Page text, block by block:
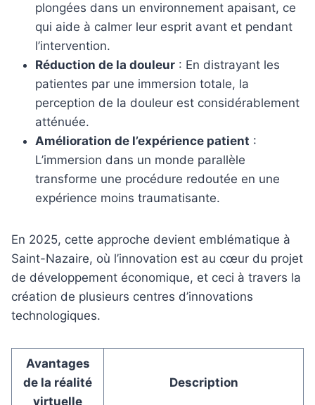
plongées dans un environnement apaisant, ce
qui aide à calmer leur esprit avant et pendant
l’intervention.
Réduction de la douleur : En distrayant les
patientes par une immersion totale, la
perception de la douleur est considérablement
atténuée.
Amélioration de l’expérience patient :
L’immersion dans un monde parallèle
transforme une procédure redoutée en une
expérience moins traumatisante.
En 2025, cette approche devient emblématique à
Saint-Nazaire, où l’innovation est au cœur du projet
de développement économique, et ceci à travers la
création de plusieurs centres d’innovations
technologiques.
Avantages
de la réalité
virtuelle
Description